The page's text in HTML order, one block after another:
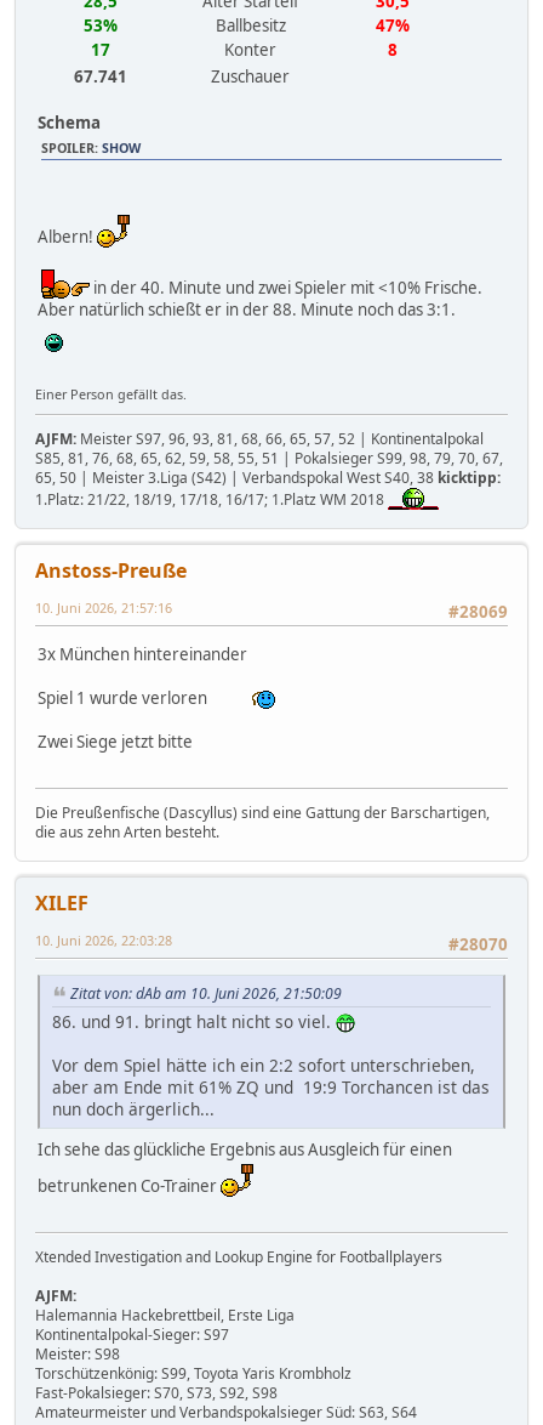
53%
Ballbesitz
47%
17
Konter
8
67.741
Zuschauer
Schema
SPOILER: SHOW
Albern!
in der 40. Minute und zwei Spieler mit <10% Frische.
Aber natürlich schießt er in der 88. Minute noch das 3:1.
Einer Person gefällt das.
AJFM: Meister S97, 96, 93, 81, 68, 66, 65, 57, 52 | Kontinentalpokal
S85, 81, 76, 68, 65, 62, 59, 58, 55, 51 | Pokalsieger S99, 98, 79, 70, 67,
65, 50 | Meister 3.Liga (S42) | Verbandspokal West S40, 38 kicktipp:
1.Platz: 21/22, 18/19, 17/18, 16/17; 1.Platz WM 2018
Anstoss-Preuße
#28069
10. Juni 2026, 21:57:16
3x München hintereinander
Spiel 1 wurde verloren
Zwei Siege jetzt bitte
Die Preußenfische (Dascyllus) sind eine Gattung der Barschartigen,
die aus zehn Arten besteht.
XILEF
#28070
10. Juni 2026, 22:03:28
Zitat von: dAb am 10. Juni 2026, 21:50:09
86. und 91. bringt halt nicht so viel.
Vor dem Spiel hätte ich ein 2:2 sofort unterschrieben,
aber am Ende mit 61% ZQ und 19:9 Torchancen ist das
nun doch ärgerlich...
Ich sehe das glückliche Ergebnis aus Ausgleich für einen
betrunkenen Co-Trainer
Xtended Investigation and Lookup Engine for Footballplayers
AJFM:
Halemannia Hackebrettbeil, Erste Liga
Kontinentalpokal-Sieger: S97
Meister: S98
Torschützenkönig: S99, Toyota Yaris Krombholz
Fast-Pokalsieger: S70, S73, S92, S98
Amateurmeister und Verbandspokalsieger Süd: S63, S64